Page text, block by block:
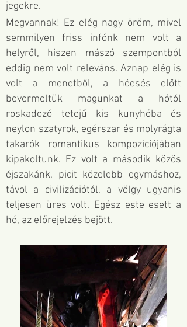
jegekre.
Megvannak! Ez elég nagy öröm, mivel
semmilyen friss infónk nem volt a
helyről, hiszen mászó szempontból
eddig nem volt releváns. Aznap elég is
volt a menetből, a hóesés előtt
bevermeltük magunkat a hótól
roskadozó tetejű kis kunyhóba és
neylon szatyrok, egérszar és molyrágta
takarók romantikus kompozíciójában
kipakoltunk. Ez volt a második közös
éjszakánk, picit közelebb egymáshoz,
távol a civilizációtól, a völgy ugyanis
teljesen üres volt. Egész este esett a
hó, az előrejelzés bejött.